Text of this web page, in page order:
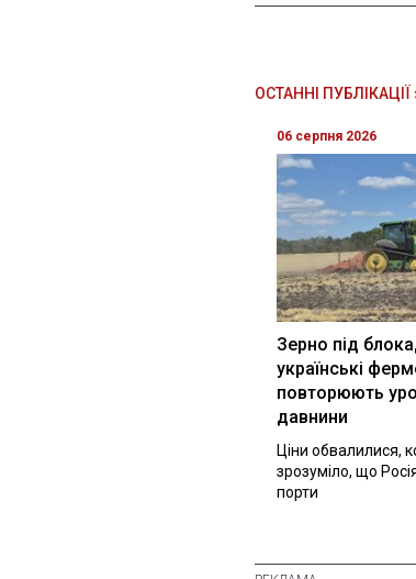
ОСТАННІ ПУБЛІКАЦІЇ
06 серпня 2026
Зерно під
українські
повторюють
давнини
Ціни обвалилися,
зрозуміло, що
порти